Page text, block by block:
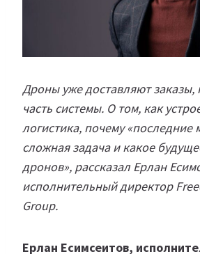
Дроны уже доставляют заказы,
часть системы. О том, как
логистика, почему «последние
сложная задача и какое
дронов», рассказал Ерлан
исполнительный директор
Group.
Ерлан Есимсеитов,